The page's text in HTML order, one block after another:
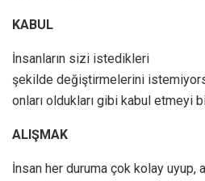
KABUL
İnsanların sizi istedikleri
şekilde değiştirmelerini
onları oldukları gibi kabul etmeyi
ALIŞMAK
İnsan her duruma çok kolay uyup,